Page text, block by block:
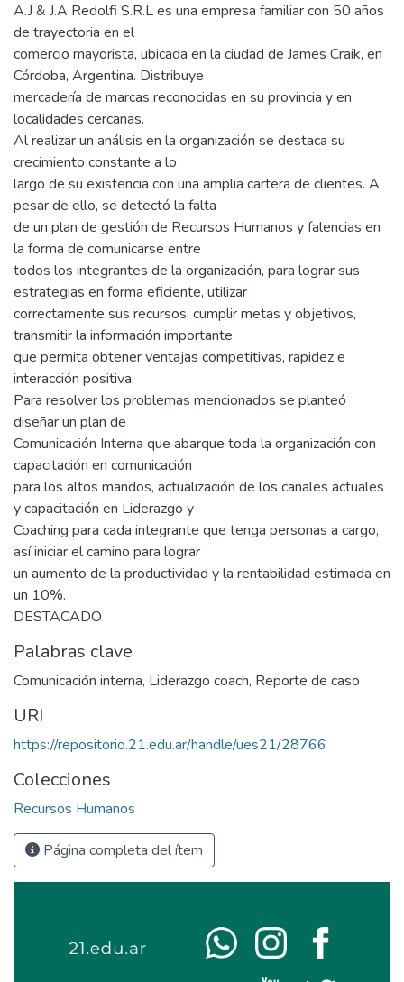
A.J & J.A Redolfi S.R.L es una empresa familiar con 50 años
de trayectoria en el
comercio mayorista, ubicada en la ciudad de James Craik, en
Córdoba, Argentina. Distribuye
mercadería de marcas reconocidas en su provincia y en
localidades cercanas.
Al realizar un análisis en la organización se destaca su
crecimiento constante a lo
largo de su existencia con una amplia cartera de clientes. A
pesar de ello, se detectó la falta
de un plan de gestión de Recursos Humanos y falencias en
la forma de comunicarse entre
todos los integrantes de la organización, para lograr sus
estrategias en forma eficiente, utilizar
correctamente sus recursos, cumplir metas y objetivos,
transmitir la información importante
que permita obtener ventajas competitivas, rapidez e
interacción positiva.
Para resolver los problemas mencionados se planteó
diseñar un plan de
Comunicación Interna que abarque toda la organización con
capacitación en comunicación
para los altos mandos, actualización de los canales actuales
y capacitación en Liderazgo y
Coaching para cada integrante que tenga personas a cargo,
así iniciar el camino para lograr
un aumento de la productividad y la rentabilidad estimada en
un 10%.
DESTACADO
Palabras clave
Comunicación interna, Liderazgo coach, Reporte de caso
URI
https://repositorio.21.edu.ar/handle/ues21/28766
Colecciones
Recursos Humanos
Página completa del ítem